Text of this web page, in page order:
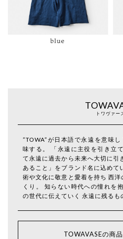
トワヴァー
”TOWA”が日本語で永遠を意味
味する。 「永遠に主役を引き立
て永遠に過去から未来へ大切に引
あること」をブランド名に込めて
術や文化に敬意と愛着を持ち 西
くり。 知らない時代への憧れを
の世代に伝えていく 永遠に残るも
TOWAVASEの商